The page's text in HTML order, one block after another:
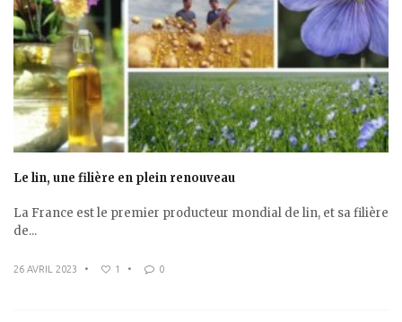
Le lin, une filière en plein renouveau
La France est le premier producteur mondial de lin, et sa filière
de...
26 AVRIL 2023 • 1 • 0